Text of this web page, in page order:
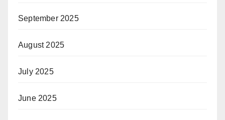
September 2025
August 2025
July 2025
June 2025